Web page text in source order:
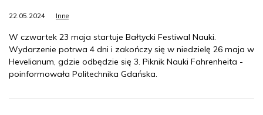
22.05.2024 Inne
W czwartek 23 maja startuje Bałtycki Festiwal Nauki.
Wydarzenie potrwa 4 dni i zakończy się w niedzielę 26 maja w
Hevelianum, gdzie odbędzie się 3. Piknik Nauki Fahrenheita -
poinformowała Politechnika Gdańska.